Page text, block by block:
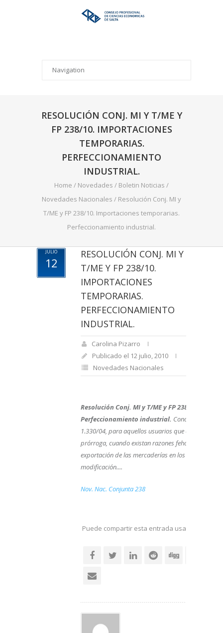
RESOLUCIÓN CONJ. MI Y T/ME Y
FP 238/10. IMPORTACIONES
TEMPORARIAS.
PERFECCIONAMIENTO
INDUSTRIAL.
Home / Novedades / Boletin Noticias /
Novedades Nacionales / Resolución Conj. MI y
T/ME y FP 238/10. Importaciones temporarias.
Perfeccionamiento industrial.
JULIO
12
RESOLUCIÓN CONJ. MI Y
T/ME Y FP 238/10.
IMPORTACIONES
TEMPORARIAS.
PERFECCIONAMIENTO
INDUSTRIAL.
Carolina Pizarro
Publicado el 12 julio, 2010
Novedades Nacionales
Resolución Conj. MI y T/ME y FP 238/10.
Perfeccionamiento industrial. Condiciones, a
1.330/04, para aquellos usuarios que consideren
prórroga, cuando existan razones
exportación de las mercaderías en los plazos
modificación....
Nov. Nac. Conjunta 238
Puede compartir esta entrada usando sus